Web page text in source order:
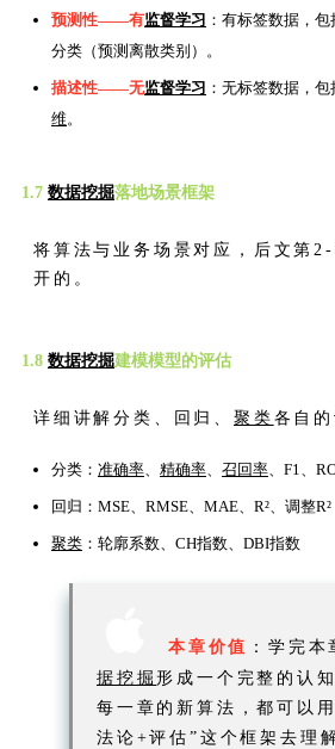
预测性——有监督学习 ：有标签数据，
分类（预测离散类别）。
描述性——无监督学习 ：无标签数据，包
维。
1.7 数据挖掘落地场景框架
将算法与业务场景对应，后文第
开的。
1.8 数据挖掘建模模型的评估
详细讲解分类、回归、聚类 各自的
分类： 准确率、 精确率、 召回率、F1、
回归：MSE、RMSE、MAE、R²、调整R²
聚类 ：轮廓系数、CH指数、DBI指数
本章价值 ：学完
据挖掘形成一个完整的认
每一章的新算法，都可以
法论+评估”这个框架去理